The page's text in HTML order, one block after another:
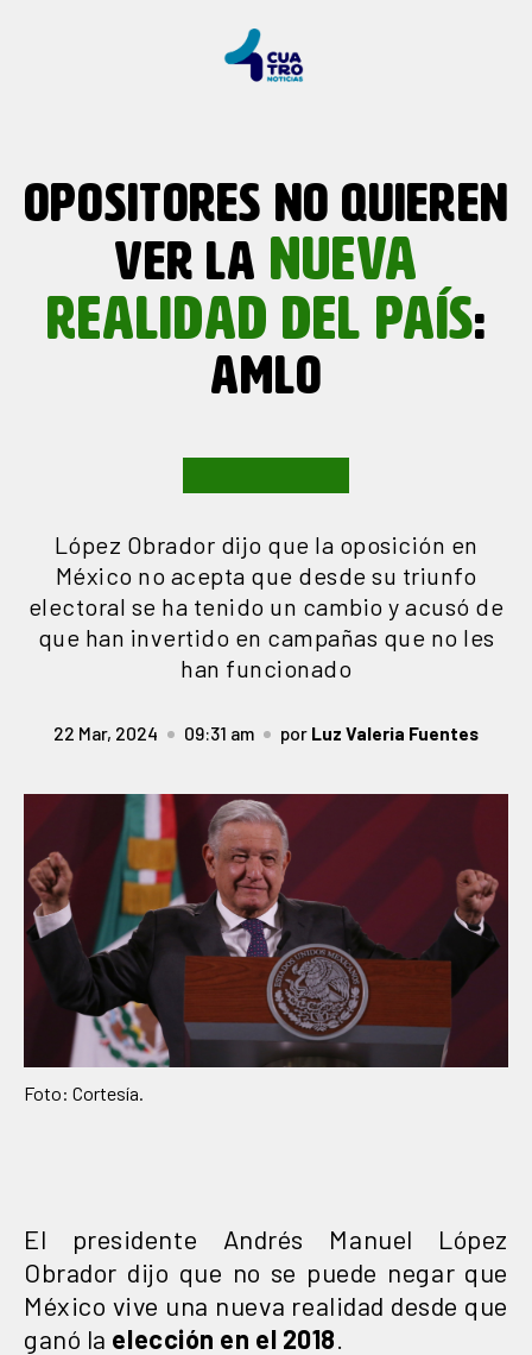
OPOSITORES NO QUIEREN
VER LA NUEVA
REALIDAD DEL PAÍS:
AMLO
López Obrador dijo que la oposición en
México no acepta que desde su triunfo
electoral se ha tenido un cambio y acusó de
que han invertido en campañas que no les
han funcionado
22 Mar, 2024 09:31 am por Luz Valeria Fuentes
Foto: Cortesía.
El presidente Andrés Manuel López
Obrador dijo que no se puede negar que
México vive una nueva realidad desde que
ganó la elección en el 2018